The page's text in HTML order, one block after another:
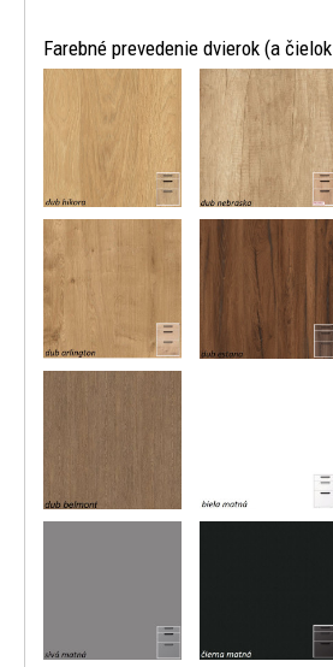
Farebné prevedenie dvierok (a